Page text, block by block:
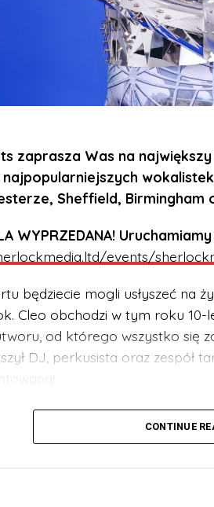
zaprasza Was na
najpopularniejszych
Sheffield, Birmingham
WYPRZEDANA!
events/
będziecie mogli usłyszeć na
Cleo obchodzi w tym roku
od którego wszystko się
DJ, perkusista oraz zespół
przeznaczony jest dla
events/
CONTINUE